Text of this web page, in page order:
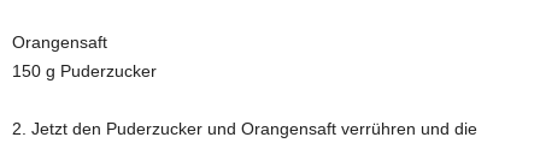
Orangensaft
150 g Puderzucker
2. Jetzt den Puderzucker und Orangensaft verrühren und die